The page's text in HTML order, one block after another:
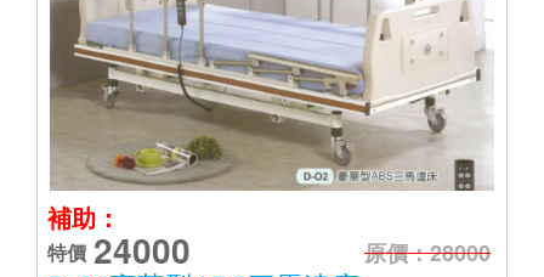
補助：
特價 24000
原價：28000